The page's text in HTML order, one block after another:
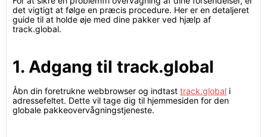
det vigtigt at følge en præcis procedure. Her er en detaljeret
guide til at holde øje med dine pakker ved hjælp af
track.global.
1. Adgang til track.global
Åbn din foretrukne webbrowser og indtast track.global i
adressefeltet. Dette vil tage dig til hjemmesiden for den
globale pakkeovervågningstjeneste.